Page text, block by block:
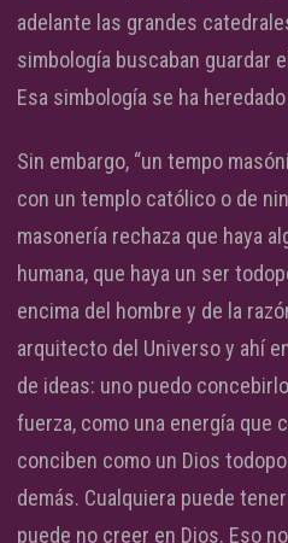
adelante las grandes
simbología buscaban guardar
Esa simbología se ha
Sin embargo, “un tempo
con un templo católico o de
masonería rechaza que haya
humana, que haya un ser
encima del hombre y de la
arquitecto del Universo y ahí
de ideas: uno puedo
fuerza, como una energía que
conciben como un Dios
demás. Cualquiera puede
puede no creer en Dios. Eso